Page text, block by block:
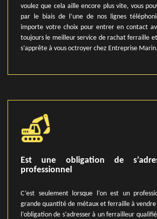
voulez que cela aille encore plus vite, vous
par le biais de l’une de nos lignes
importe votre choix pour entrer en contact
toujours le meilleur service de rachat ferraille
s’apprête à vous octroyer chez Entreprise Marin.
Est une obligation de
professionnel
C’est seulement lorsque l’on est un
grande quantité de métaux et ferraille à vendre
l’obligation de s’adresser à un ferrailleur